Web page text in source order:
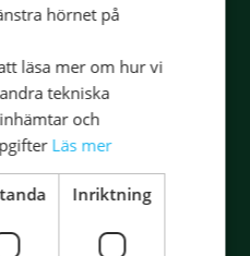
torg)
hörnet på
läsa mer om hur vi
tekniska
och
Läs mer
Inriktning